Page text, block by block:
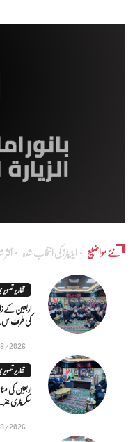
نئے مواضیع ایڈٰیٹرز کی انتخاب شدہ
تقاریر
اربعین کے
کی طرف
2026
تقاریر
اربعین کی
سکریٹری
2026